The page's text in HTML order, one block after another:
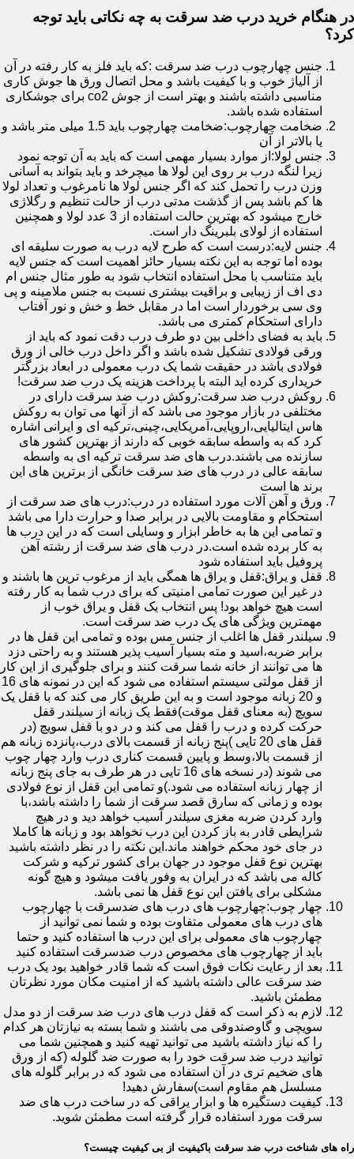
در هنگام خرید درب ضد سرقت به چه نکاتی باید توجه
کرد؟
جنس چهارچوب درب ضد سرقت :که باید فلز به کار رفته در آن
از آلیاژ خوب و با کیفیت باشد و محل اتصال ورق ها جوش کاری
مناسبی داشته باشند و بهتر است از جوش co2 برای جوشکاری
استفاده شده باشد.
ضخامت چهارچوب:ضخامت چهارچوب باید 1.5 میلی متر باشد و
یا بالاتر از آن
جنس لولا:از موارد بسیار مهمی است که باید به آن توجه نمود
زیرا لنگه درب بر روی این لولا ها میچرخد و باید بتواند به آسانی
وزن درب را تحمل کند که اگر جنس لولا ها نامرغوب و تعداد لولا
ها کم باشد پس از گذشت مدتی درب از حالت تنظیم و رگلاژی
خارج میشود که بهترین حالت استفاده از 3 عدد لولا و همچنین
استفاده از لولای بلبرینگ دار است.
جنس لایه:درست است که طرح لایه درب به صورت سلیقه ای
بوده اما توجه به این نکته بسیار حائز اهمیت است که جنس لایه
باید متناسب با محل استفاده انتخاب شود به طور مثال جنس ام
دی اف از زیبایی و براقیت بیشتری نسبت به جنس ملامینه و پی
وی سی برخوردار است اما در مقابل خط و خش و نور آفتاب
دارای استحکام کمتری می باشد.
باید به فضای داخلی بین دو طرف درب دقت نمود که باید از
ورقی فولادی تشکیل شده باشد و اگر داخل درب خالی از ورق
فولادی باشد در حقیقت شما یک درب معمولی در ابعاد بزرگتر
خریداری کرده اید البته با پرداخت هزینه یک درب ضد سرقت!
روکش درب ضد سرقت:روکش درب ضد سرقت دارای در
مختلفی در بازار موجود می باشد که از آنها می توان به روکش
هاس ایتالیایی،اروپایی،آمریکایی،چینی،ترکیه ای و ایرانی اشاره
کرد که به واسطه سابقه خوبی که دارند از بهترین کشور های
سازنده می باشند.درب های ضد سرقت ترکیه ای به واسطه
سابقه عالی در درب های ضد سرقت خانگی از برترین های این
برند ها است
ورق و آهن آلات مورد استفاده در درب:درب های ضد سرقت از
استحکام و مقاومت بالایی در برابر صدا و حرارت دارا می باشد
و تمامی این ها به خاطر ابزار و وسایلی است که در این درب ها
به کار برده شده است.در درب های ضد سرقت از رشته آهن
پروفیل باید استفاده شود
قفل و یراق:قفل و یراق ها همگی باید از مرغوب ترین ها باشند و
در غیر این صورت تمامی امنیتی که برای درب شما به کار رفته
است هیچ خواهد بود! پس انتخاب یک قفل و یراق خوب از
مهمترین ویژگی های یک درب ضد سرقت است.
سیلندر قفل ها اغلب از جنس مس بوده و تمامی این قفل ها در
برابر ضربه،اسید و مته بسیار آسیب پذیر هستند و به راحتی دزد
ها می توانند از خانه شما سرقت کنند و برای جلوگیری از این کار
از قفل مولتی سیستم استفاده می شود که این در نمونه های 16
و 20 زبانه موجود است و به این طریق کار می کند که با قفل یک
سویچ (به معنای قفل موقت)فقط یک زبانه از سیلندر قفل
حرکت کرده و درب را قفل می کند و در دو با قفل سویچ (در
قفل های 20 تایی )پنج زبانه از قسمت بالای درب،پانزده زبانه هم
از قسمت بالا،وسط و پایین قسمت کناری درب وارد چهار چوب
می شوند (در نسخه های 16 تایی در هر طرف به جای پنج زبانه
از چهار زبانه استفاده می شود.)و تمامی این قفل از نوع فولادی
بوده و زمانی که سارق قصد سرقت از شما را داشته باشد،با
وارد کردن ضربه مغزی سیلندر آسیب خواهد دید و در هیچ
شرایطی قادر به باز کردن این درب نخواهد بود و زبانه ها کاملا
در جای خود محکم خواهند ماند.این نکته را در نظر داشته باشید
بهترین نوع قفل موجود در جهان برای کشور ترکیه و شرکت
کاله می باشد که در ایران به وفور یافت میشود و هیچ گونه
مشکلی برای یافتن این نوع قفل ها نمی باشد.
چهار چوب:چهارچوب های درب های ضدسرقت با چهارچوب
های درب های معمولی متفاوت بوده و شما نمی توانید از
چهارچوب های معمولی برای این درب ها استفاده کنید و حتما
باید از چهارچوب های مخصوص درب ضدسرقت استفاده کنید
بعد از رعایت نکات فوق است که شما قادر خواهید بود یک درب
ضد سرقت عالی داشته باشید که از امنیت مکان مورد نظرتان
مطمئن باشید.
لازم به ذکر است که قفل درب های درب ضد سرقت از دو مدل
سویچی و گاوصندوقی می باشند و شما بسته به نیازتان هر کدام
را که نیاز داشته باشید می توانید تهیه کنید و همچنین شما می
توانید درب ضد سرقت خود را به صورت ضد گلوله (که از ورق
های ضخیم تری در آن استفاده می شود که در برابر گلوله های
مسلسل هم مقاوم است)سفارش دهید!
کیفیت دستگیره ها و ابزار یراقی که در ساخت درب های ضد
سرقت مورد استفاده قرار گرفته است مطمئن شوید.
راه های شناخت درب ضد سرقت باکیفیت از بی کیفیت چیست؟